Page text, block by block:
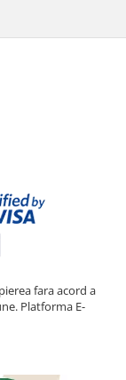
fara acord a
Platforma E-